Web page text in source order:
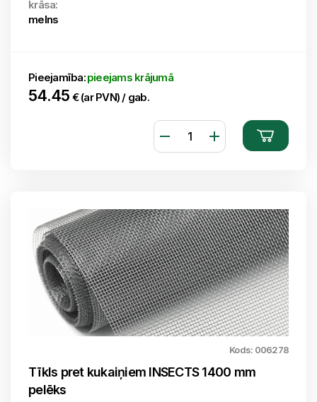
krāsa:
melns
Pieejamība:pieejams krājumā
54.45 € (ar PVN) / gab.
Kods: 006278
Tīkls pret kukaiņiem INSECTS 1400 mm
pelēks